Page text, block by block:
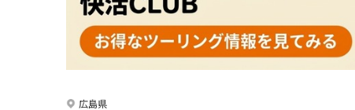
広島県